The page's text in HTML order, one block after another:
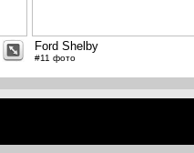
Ford Shelby
#11 фото